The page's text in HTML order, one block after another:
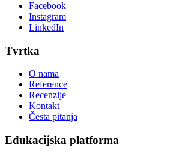
Facebook
Instagram
LinkedIn
Tvrtka
O nama
Reference
Recenzije
Kontakt
Česta pitanja
Edukacijska platforma